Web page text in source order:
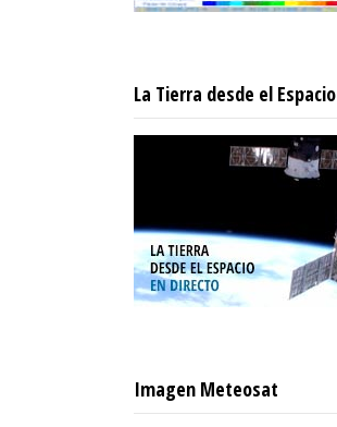
La Tierra desde el Espacio
Imagen Meteosat